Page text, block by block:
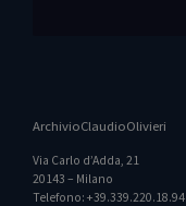
ArchivioClaudioOlivieri
Via Carlo d’Adda, 21
20143 – Milano
Telefono: +39.339.220.18.94